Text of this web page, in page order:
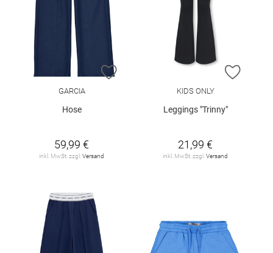
ZUR WUNSCHLISTE HINZUFÜGEN
GARCIA
Hose
59,99 €
inkl. MwSt. zzgl. Versand
ZUR
KIDS ONLY
Leggings "Trinny"
21,99 €
inkl. MwSt. zzgl. Versand